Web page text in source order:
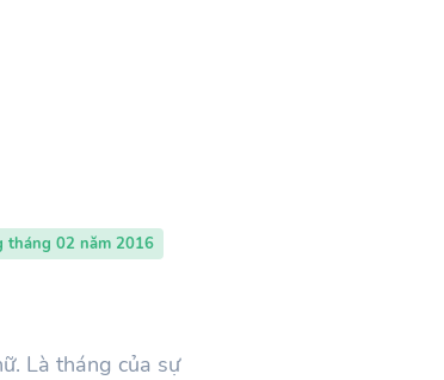
tháng 02 năm 2016
Là tháng của sự